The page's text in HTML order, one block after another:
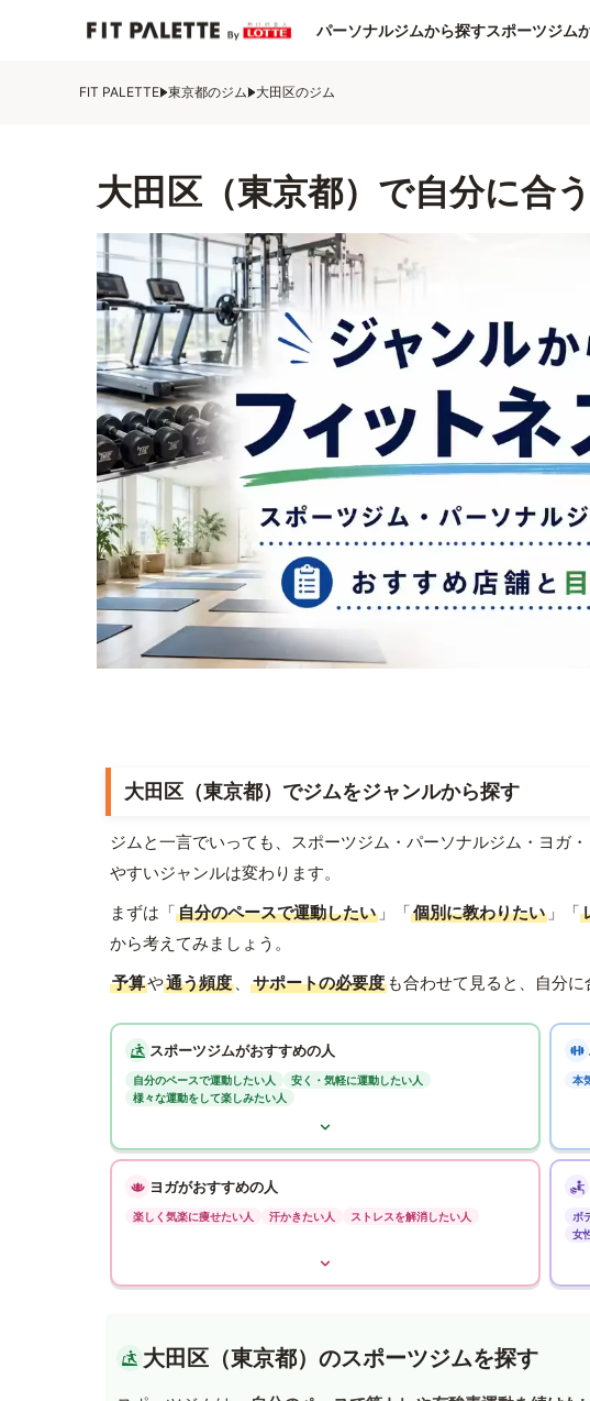
パーソナルジムから探すスポーツジム
FIT PALETTE 東京都のジム 大田区のジム
大田区（東京都）で自分に合
大田区（東京都）でジムをジャンルから探す
ジムと一言でいっても、スポーツジム・パーソナルジム・ヨガ
やすいジャンルは変わります。
まずは「自分のペースで運動したい 」「個別に教わりたい 」「
から考えてみましょう。
予算や通う頻度 、 サポートの必要度 も合わせて見ると、自分に
スポーツジムがおすすめの人
自分のペースで運動したい人
安く・気軽に運動したい人
様々な運動をして楽しみたい人
本
ヨガがおすすめの人
楽しく気楽に痩せたい人 汗かきたい人 ストレスを解消したい人 ボ
女
大田区（東京都）のスポーツジムを探す